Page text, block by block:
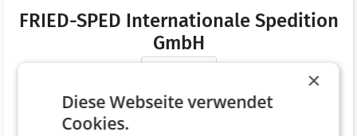
FRIED-SPED Internationale Spedition
GmbH
Adresse
Molkereistraße 15
×
Diese Webseite verwendet
Cookies.